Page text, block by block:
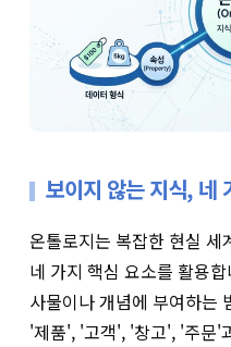
보이지 않는 지식, 네
온톨로지는 복잡한 현실 세
네 가지 핵심 요소를 활용
사물이나 개념에 부여하는
'제품', '고객', '창고', '주문'